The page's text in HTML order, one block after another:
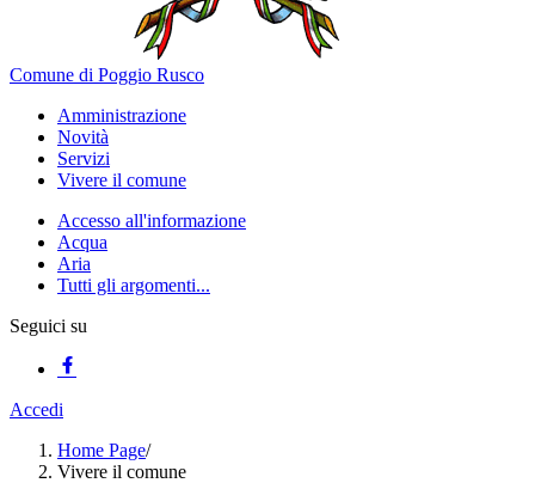
Comune di Poggio Rusco
Amministrazione
Novità
Servizi
Vivere il comune
Accesso all'informazione
Acqua
Aria
Tutti gli argomenti...
Seguici su
Accedi
Home Page/
Vivere il comune